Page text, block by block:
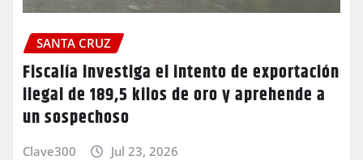
SANTA CRUZ
Fiscalía investiga el intento de exportación
ilegal de 189,5 kilos de oro y aprehende a
un sospechoso
Clave300 Jul 23, 2026